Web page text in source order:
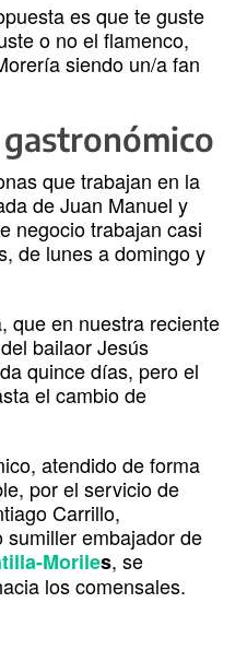
es que te guste
o no el flamenco,
siendo un/a fan
que trabajan en la
de Juan Manuel y
negocio trabajan casi
de lunes a domingo y
que en nuestra reciente
bailaor Jesús
quince días, pero el
el cambio de
atendido de forma
por el servicio de
Carrillo,
embajador de
Moriles, se
los comensales.